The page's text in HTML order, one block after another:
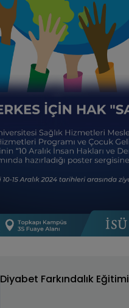
Diyabet Farkındalık Eğitimi